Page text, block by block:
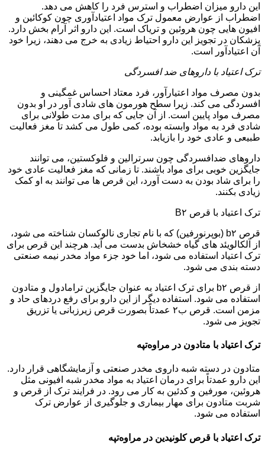
این دارو میزان اضطراب و استرس فرد را کاهش می دهد.
اضطراب از عوارض معمول ترک مواد اعتیادآوری چون کوکائین و
افیون هایی چون هروئین و تریاک است. این دارو اثر آرام بخش دارد.
پزشکان در تجویز این دارو احتیاط زیادی به خرج می دهند، زیرا خود
آن اعتیادآور است.
ترک اعتیاد با داروهای ضد افسردگی
بدون مصرف مواد اعتیارآور، فرد معتاد احساس غمگینی و
افسردگی می کند. زیرا سطح هورمون های شادی آور در او بدون
مصرف مواد پایین است. از آن جایی که برای مدت طولانی برای
شادی فرد به مواد وابسته بوده، کمی طول می کشد تا مغز فعالیت
طبیعی و عادی خود را بازیابد.
داروهای ضدافسردگی چون سرترالین و فلوکستین، می توانند
جایگزین خوبی برای مواد باشند. تا زمانی که مغز فعالیت عادی خود
را برای شاد بودن به دست آورد، این قرص ها می توانند به او کمک
زیادی بکنند.
ترک اعتیاد با قرص B۲
قرص b۲ (بوپرنورفین) که با نام تجاری نالوکسان شناخته می شود،
از آلکالویئد های گیاه خشخاش بدست می آید. هرچند این قرص برای
ترک اعتیاد استفاده می شود، اما خود جزء مواد مخدر نیمه صنعتی
دسته بندی می شود.
از قرص b۲ برای ترک اعتیاد به عنوان جایگزین ترامادول و متادون
استفاده می شود. استفاده دیگر از این دارو برای رفع دردهای حاد و
مزمن است. قرص ب۲ عمدتاً بصورت قرص زیرزبانی یا تزریق
تجویز می شود.
ترک اعتیاد با متادون در مراوه‌تپه
متادون در دسته شبه داروی مخدر صنعتی و آزمایشگاهی قرار دارد.
این دارو عمدتاً برای درمان اعتیاد به مواد مخدر شبه افیونی مثل
هروئین، مورفین و کدئین به کار می رود. در فرایند ترک از قرص و
شربت متادون برای مهار بیماری و جلوگیری از عوارض ترک
استفاده می شود.
ترک اعتیاد با قرص کلونیدین در مراوه‌تپه